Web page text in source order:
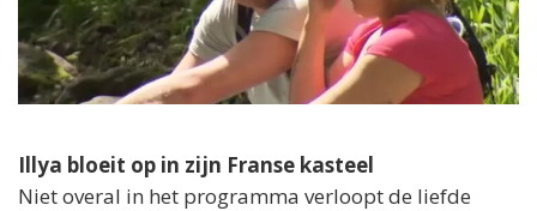
Illya bloeit op in zijn Franse kasteel
Niet overal in het programma verloopt de liefde